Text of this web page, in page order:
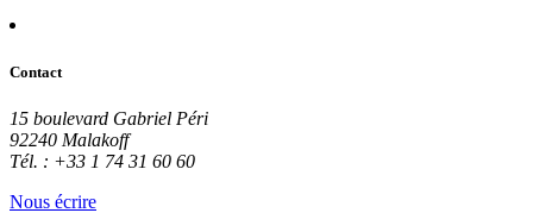
Contact
15 boulevard Gabriel Péri
92240 Malakoff
Tél. : +33 1 74 31 60 60
Nous écrire